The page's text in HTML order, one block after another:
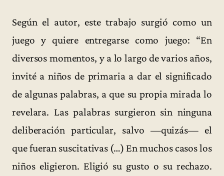
Según el autor, este trabajo surgió como un
juego y quiere entregarse como juego: “En
diversos momentos, y a lo largo de varios años,
invité a niños de primaria a dar el significado
de algunas palabras, a que su propia mirada lo
revelara. Las palabras surgieron sin ninguna
deliberación particular, salvo —quizás— el
que fueran suscitativas (…) En muchos casos los
niños eligieron. Eligió su gusto o su rechazo.